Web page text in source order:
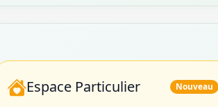
Espace Particulier Nouveau